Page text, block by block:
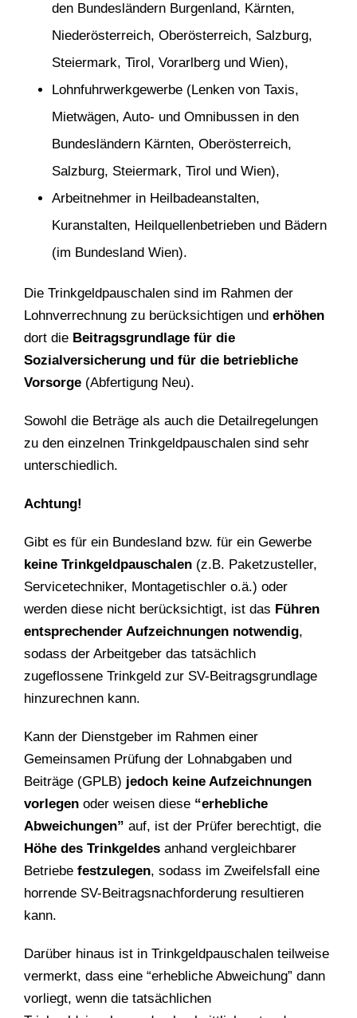
den Bundesländern Burgenland, Kärnten,
Niederösterreich, Oberösterreich, Salzburg,
Steiermark, Tirol, Vorarlberg und Wien),
Lohnfuhrwerkgewerbe (Lenken von Taxis,
Mietwägen, Auto- und Omnibussen in den
Bundesländern Kärnten, Oberösterreich,
Salzburg, Steiermark, Tirol und Wien),
Arbeitnehmer in Heilbadeanstalten,
Kuranstalten, Heilquellenbetrieben und Bädern
(im Bundesland Wien).
Die Trinkgeldpauschalen sind im Rahmen der
Lohnverrechnung zu berücksichtigen und erhöhen
dort die Beitragsgrundlage für die
Sozialversicherung und für die betriebliche
Vorsorge (Abfertigung Neu).
Sowohl die Beträge als auch die Detailregelungen
zu den einzelnen Trinkgeldpauschalen sind sehr
unterschiedlich.
Achtung!
Gibt es für ein Bundesland bzw. für ein Gewerbe
keine Trinkgeldpauschalen (z.B. Paketzusteller,
Servicetechniker, Montagetischler o.ä.) oder
werden diese nicht berücksichtigt, ist das Führen
entsprechender Aufzeichnungen notwendig,
sodass der Arbeitgeber das tatsächlich
zugeflossene Trinkgeld zur SV-Beitragsgrundlage
hinzurechnen kann.
Kann der Dienstgeber im Rahmen einer
Gemeinsamen Prüfung der Lohnabgaben und
Beiträge (GPLB) jedoch keine Aufzeichnungen
vorlegen oder weisen diese “erhebliche
Abweichungen” auf, ist der Prüfer berechtigt, die
Höhe des Trinkgeldes anhand vergleichbarer
Betriebe festzulegen, sodass im Zweifelsfall eine
horrende SV-Beitragsnachforderung resultieren
kann.
Darüber hinaus ist in Trinkgeldpauschalen teilweise
vermerkt, dass eine “erhebliche Abweichung” dann
vorliegt, wenn die tatsächlichen